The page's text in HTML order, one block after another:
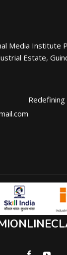
Media Institute
Estate,
Redefining